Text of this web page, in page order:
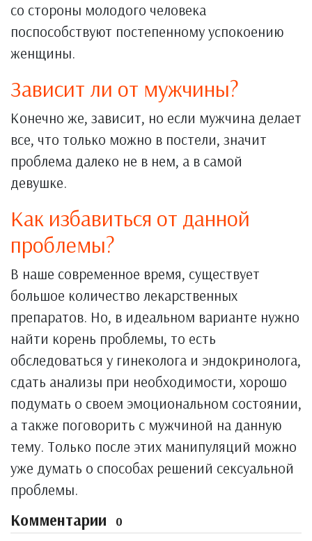
со стороны молодого человека
поспособствуют постепенному успокоению
женщины.
Зависит ли от мужчины?
Конечно же, зависит, но если мужчина делает
все, что только можно в постели, значит
проблема далеко не в нем, а в самой
девушке.
Как избавиться от данной
проблемы?
В наше современное время, существует
большое количество лекарственных
препаратов. Но, в идеальном варианте нужно
найти корень проблемы, то есть
обследоваться у гинеколога и эндокринолога,
сдать анализы при необходимости, хорошо
подумать о своем эмоциональном состоянии,
а также поговорить с мужчиной на данную
тему. Только после этих манипуляций можно
уже думать о способах решений сексуальной
проблемы.
Комментарии 0